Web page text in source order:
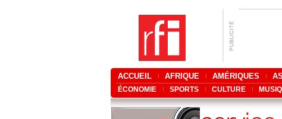
ACCUEIL AFRIQUE AMÉRIQUES
ÉCONOMIE SPORTS CULTURE